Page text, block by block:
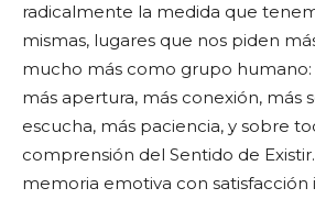
radicalmente la medida que
mismas, lugares que nos piden
mucho más como grupo humano:
más apertura, más conexión, más
escucha, más paciencia, y sobre
comprensión del Sentido de
memoria emotiva con satisfacción